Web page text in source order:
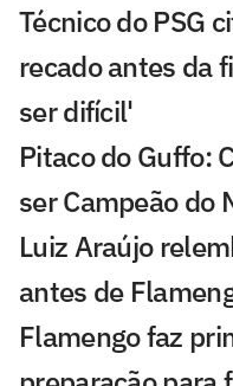
Técnico do PSG
recado antes da
ser difícil'
Pitaco do Guffo:
ser Campeão do
Luiz Araújo
antes de
Flamengo faz